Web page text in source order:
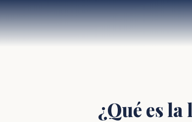
¿Qué es